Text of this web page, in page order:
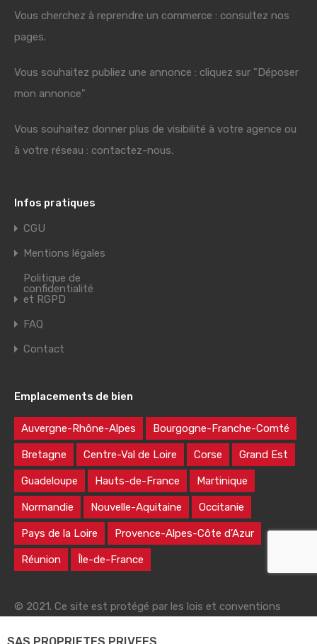
Vous cherchez à reprendre un commerce : consultez nos
pages.
Vous souhaitez publiez une annonce : cliquez sur "Déposer
mon annonce"
Vous souhaitez donner plus de visibilité à votre agence ou
à votre réseau : contactez-nous.
Infos pratiques
CGU
Mentions légales
Politique de
confidentialité
et RGPD
FAQ
Contact
Emplacements de bien
Auvergne-Rhône-Alpes Bourgogne-Franche-Comté
Bretagne Centre-Val de Loire Corse Grand Est
Guadeloupe Hauts-de-France Martinique
Normandie Nouvelle-Aquitaine Occitanie
Pays de la Loire Provence-Alpes-Côte d’Azur
Réunion Île-de-France
© 2021. Ce site est protégé par les lois et conventions
SAS PROPRIETES PRIVEES